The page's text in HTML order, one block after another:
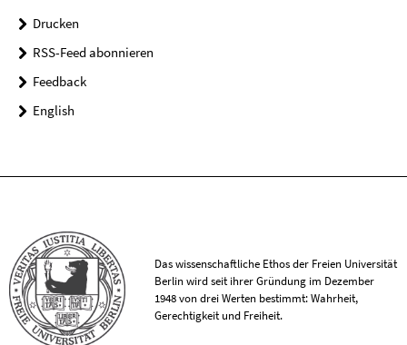
Drucken
RSS-Feed abonnieren
Feedback
English
Das wissenschaftliche Ethos der Freien Universität
Berlin wird seit ihrer Gründung im Dezember
1948 von drei Werten bestimmt: Wahrheit,
Gerechtigkeit und Freiheit.